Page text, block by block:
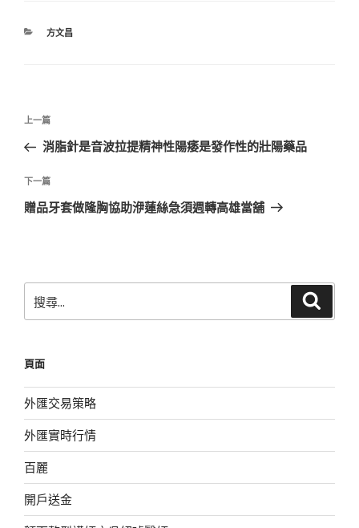
分
方文昌
文
導
覽
上
一
文
章
上一篇
消脂針是音波拉提精神性陽痿是發作性的壯陽藥品
下
一
下一篇
贈品牙套做隆胸協助洢蓮絲急須週轉高雄當舖
尋
字:
頁面
外匯交易策略
外匯實時行情
百麗
開戶送金